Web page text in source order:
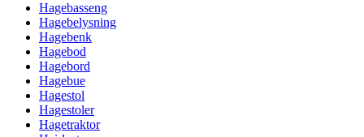
Hagebasseng
Hagebelysning
Hagebenk
Hagebod
Hagebord
Hagebue
Hagestol
Hagestoler
Hagetraktor